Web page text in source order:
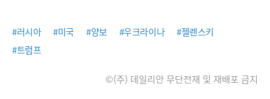
#러시아 #미국 #양보 #우크라이나
#젤렌스키
#트럼프
©(주) 데일리안 무단전재 및 재배포 금지